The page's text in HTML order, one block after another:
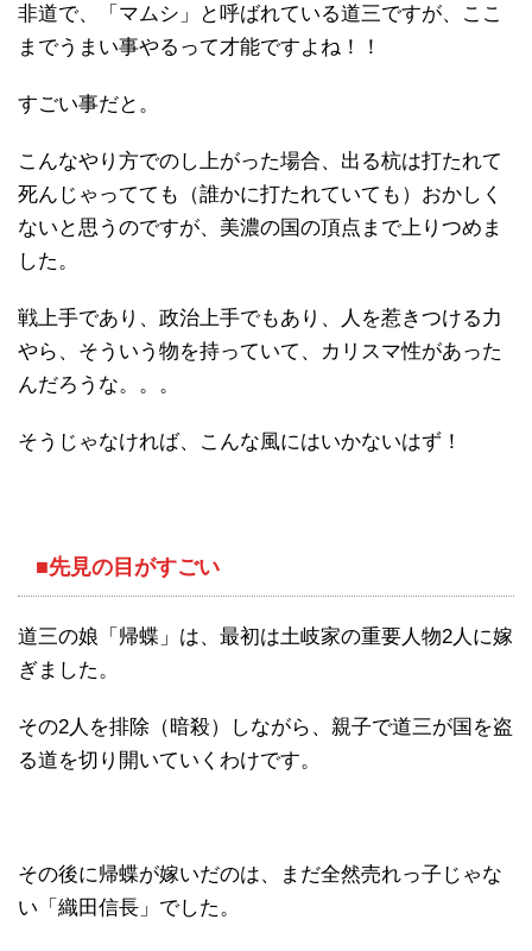
非道で、「マムシ」と呼ばれている道三ですが、ここ
までうまい事やるって才能ですよね！！
すごい事だと。
こんなやり方でのし上がった場合、出る杭は打たれて
死んじゃってても（誰かに打たれていても）おかしく
ないと思うのですが、美濃の国の頂点まで上りつめま
した。
戦上手であり、政治上手でもあり、人を惹きつける力
やら、そういう物を持っていて、カリスマ性があった
んだろうな。。。
そうじゃなければ、こんな風にはいかないはず！
■先見の目がすごい
道三の娘「帰蝶」は、最初は土岐家の重要人物2人に嫁
ぎました。
その2人を排除（暗殺）しながら、親子で道三が国を盗
る道を切り開いていくわけです。
その後に帰蝶が嫁いだのは、まだ全然売れっ子じゃな
い「織田信長」でした。